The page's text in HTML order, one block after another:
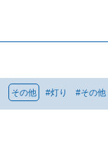
その他 #灯り #その他